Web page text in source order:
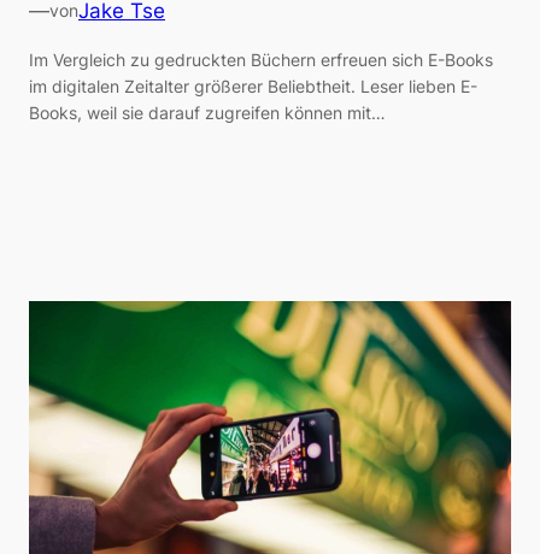
—vonJake Tse
Im Vergleich zu gedruckten Büchern erfreuen sich E-Books
im digitalen Zeitalter größerer Beliebtheit. Leser lieben E-
Books, weil sie darauf zugreifen können mit…